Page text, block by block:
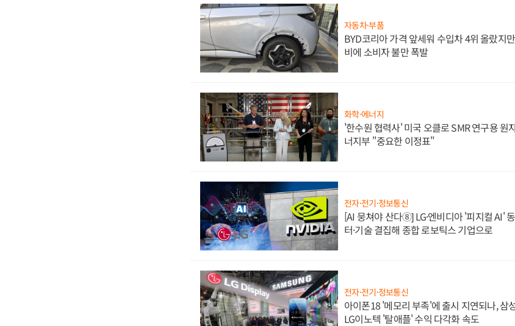
자동차·부품
BYD코리아 가격 앞세워 수입차 4위 올랐지
비에 소비자 불만 폭발
화학·에너지
'한수원 협력사' 미국 오클로 SMR 연구용 원
너지부 "중요한 이정표"
전자·전기·정보통신
[AI 뭉쳐야 산다⑧] LG·엔비디아 '피지컬 AI'
터·기술 결집해 종합 로보틱스 기업으로
전자·전기·정보통신
아이폰18 '메모리 부족'에 출시 지연되나, 삼
LG이노텍 '탈애플' 수익 다각화 속도